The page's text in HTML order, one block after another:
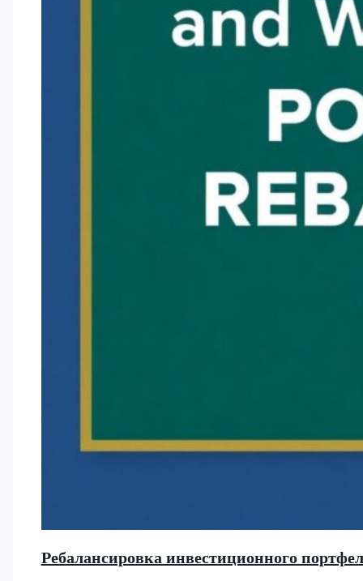
Ребалансировка инвестиционного